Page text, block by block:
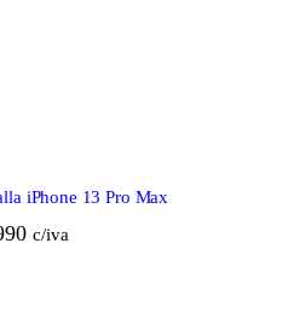
iPhone 13 Pro Max
c/iva